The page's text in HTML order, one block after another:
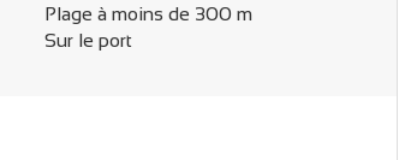
Plage à moins de 300 m
Sur le port